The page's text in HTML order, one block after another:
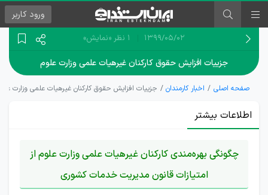
ورود کاربر
۱۳۹۹/۰۵/۰۲ 1 نظر «نمایش»
جزییات افزایش حقوق کارکنان غیرهیات علمی وزارت علوم
صفحه اصلی اخبار کارمندان جزییات افزایش حقوق کارکنان غیرهیات علمی وزارت
اطلاعات بیشتر
چگونگی بهره‌مندی کارکنان غیرهیات علمی وزارت علوم از
امتیازات قانون مدیریت خدمات کشوری